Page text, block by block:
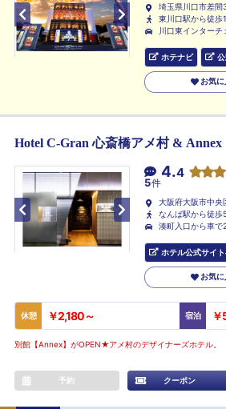
埼玉県川口市差
東川口駅から徒歩
川口東インター
ホテナビ
お気
Hotel C-Gran 心斎橋アメ村 & Annex
4.4
5件
大阪府大阪市中
なんば駅から徒歩
湊町入口から車で
ホテル公式サイ
お気
休憩 ￥2,180～ 宿泊
別館【Annex】がOPEN★アメ村のデザイナーズホテル。
予約 クーポン